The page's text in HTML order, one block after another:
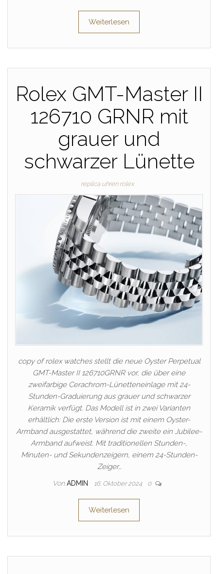
Weiterlesen
Rolex GMT-Master II
126710 GRNR mit
grauer und
schwarzer Lünette
replica uhren rolex
copy of rolex watches stellt die neue Oyster Perpetual
GMT-Master II 126710GRNR vor, die über eine
zweifarbige Cerachrom-Lünetteneinlage mit 24-
Stunden-Graduierung aus grauer und schwarzer
Keramik verfügt. Das Modell ist in zwei Varianten
erhältlich: Die erste Version ist mit einem Oyster-
Armband ausgestattet, während die zweite ein Jubilee-
Armband aufweist. Mit traditionellen Stunden-,
Minuten- und Sekundenzeigern, einem 24-Stunden-
Zeiger…
Von ADMIN 16. Oktober 2024 0
Weiterlesen